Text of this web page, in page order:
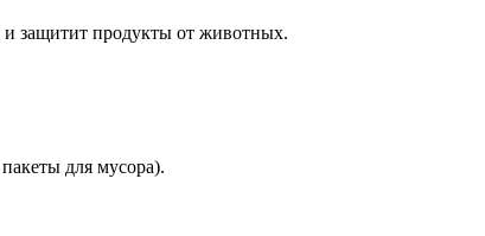
и защитит продукты от животных.
для мусора).